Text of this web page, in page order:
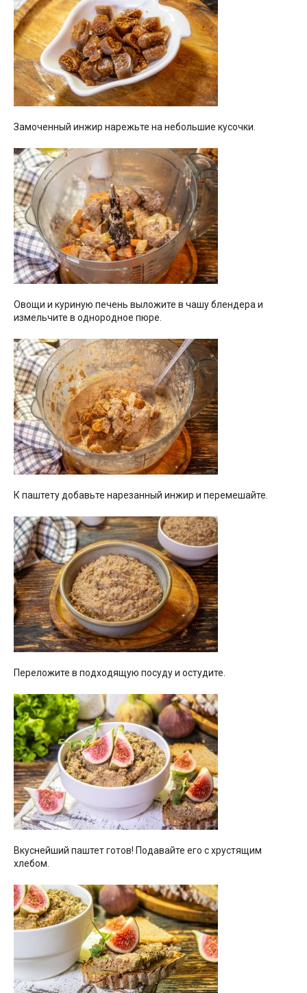
Замоченный инжир нарежьте на небольшие кусочки.
Овощи и куриную печень выложите в чашу блендера и
измельчите в однородное пюре.
К паштету добавьте нарезанный инжир и перемешайте.
Переложите в подходящую посуду и остудите.
Вкуснейший паштет готов! Подавайте его с хрустящим
хлебом.